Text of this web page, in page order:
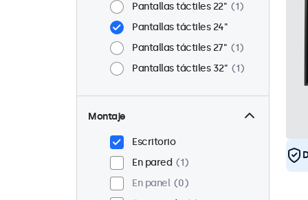
Pantallas táctiles 22"
1
Pantallas táctiles 24"
Pantallas táctiles 27"
1
Pantallas táctiles 32"
1
Montaje
Escritorio
En pared
1
En panel
0